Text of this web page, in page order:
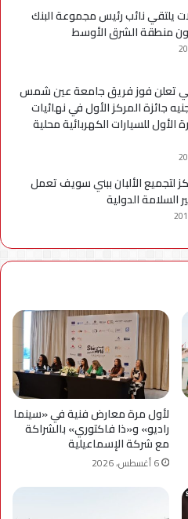
يلتقي نائب رئيس مجموعة البنك
منطقة الشرق الأوسط
تعلن فوز فريق جامعة عين شمس
جنيه جائزة المركز الأول في نهائيات
الأول للسيارات الكهربائية محلية
5 مراكز لتجميع الألبان ببني سويف تعمل
السلامة الدولية
لأول مرة معارض فنية في «سينما
راديو» و«ذا فاكتوري» بالشراكة
مع شركة الإسماعيلية
6 أغسطس، 2026